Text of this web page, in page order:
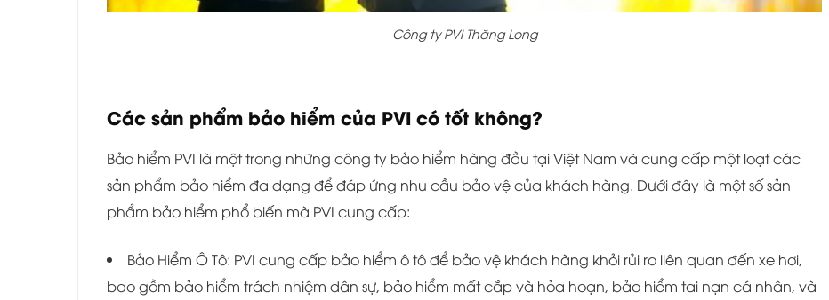
Công ty PVI Thăng Long
Các sản phẩm bảo hiểm của PVI có tốt không?
Bảo hiểm PVI là một trong những công ty bảo hiểm hàng đầu tại Việt Nam và cung cấp một loạt các
sản phẩm bảo hiểm đa dạng để đáp ứng nhu cầu bảo vệ của khách hàng. Dưới đây là một số sản
phẩm bảo hiểm phổ biến mà PVI cung cấp:
Bảo Hiểm Ô Tô: PVI cung cấp bảo hiểm ô tô để bảo vệ khách hàng khỏi rủi ro liên quan đến xe hơi,
bao gồm bảo hiểm trách nhiệm dân sự, bảo hiểm mất cắp và hỏa hoạn, bảo hiểm tai nạn cá nhân, và